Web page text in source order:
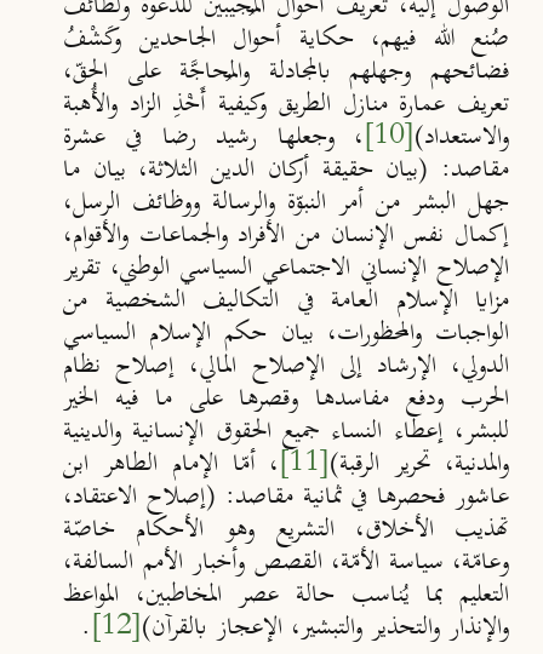
صُنع الله فيهم، حكاية أحوال الجاحدين وكَشْفُ
فضائحهم وجهلهم بالمجادلة والمُحاجَّة على الحقّ،
تعريف عمارة منازل الطريق وكيفية أَخْذِ الزاد والأُهبة
والاستعداد)[10] ، وجعلها رشيد رضا في عشرة
مقاصد: (بيان حقيقة أركان الدين الثلاثة، بيان ما
جهل البشر من أمر النبوّة والرسالة ووظائف الرسل،
إكمال نفس الإنسان من الأفراد والجماعات والأقوام،
الإصلاح الإنساني الاجتماعي السياسي الوطني، تقرير
مزايا الإسلام العامة في التكاليف الشخصية من
الواجبات والمحظورات، بيان حكم الإسلام السياسي
الدولي، الإرشاد إلى الإصلاح المالي، إصلاح نظام
الحرب ودفع مفاسدها وقصرها على ما فيه الخير
للبشر، إعطاء النساء جميع الحقوق الإنسانية والدينية
والمدنية، تحرير الرقبة)[11] ، أمّا الإمام الطاهر ابن
عاشور فحصرها في ثمانية مقاصد: (إصلاح الاعتقاد،
تهذيب الأخلاق، التشريع وهو الأحكام خاصّة
وعامّة، سياسة الأمّة، القصص وأخبار الأمم السالفة،
التعليم بما يُناسب حالة عصر المخاطبين، المواعظ
والإنذار والتحذير والتبشير، الإعجاز بالقرآن)[12]
.